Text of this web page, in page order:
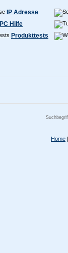
IP Adresse
PC Hilfe
Produkttests
Home |